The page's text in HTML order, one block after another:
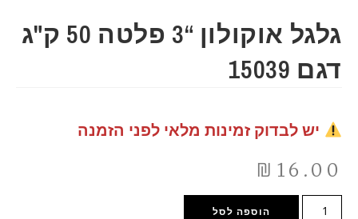
גלגל אוקולון “3 פלטה 50 ק"ג
דגם 15039
יש לבדוק זמינות מלאי לפני הזמנה
₪ 16.00
הוספה לסל